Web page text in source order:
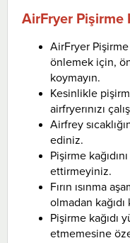
AirFryer Pişirme
AirFryer Pişirme
önlemek için, ön
koymayın.
Kesinlikle
airfryerınızı
Airfrey
ediniz.
Pişirme
ettirmeyiniz.
Fırın ısınma
olmadan kağıdı
Pişirme kağıdı
etmemesine